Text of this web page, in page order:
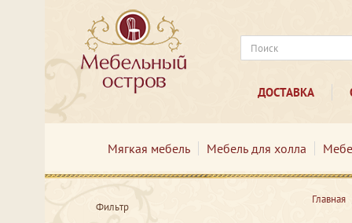
ДОСТАВКА
Мягкая мебель Мебель для холла
Фильтр
Главная